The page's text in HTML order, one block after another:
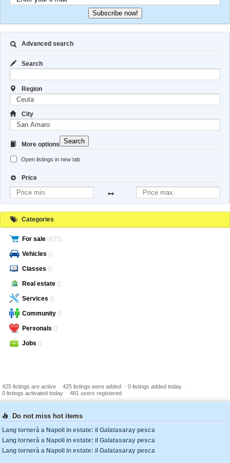
Subscribe now!
Advanced search
Search
Region
City
More options
Open listings in new tab
Price
Search
Categories
For sale (425)
Vehicles ()
Classes ()
Real estate ()
Services ()
Community ()
Personals ()
Jobs ()
425 listings are active - 425 listings were added - 0 listings added today -
0 listings activated today - 481 users registered
Do not miss hot items
Lang tornerà a Napoli in estate: il Galatasaray pesca
Lang tornerà a Napoli in estate: il Galatasaray pesca
Lang tornerà a Napoli in estate: il Galatasaray pesca